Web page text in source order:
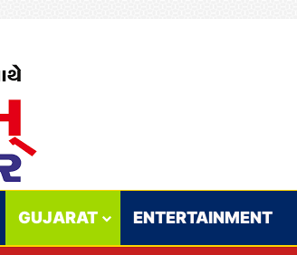
GUJARAT ENTERTAINMENT